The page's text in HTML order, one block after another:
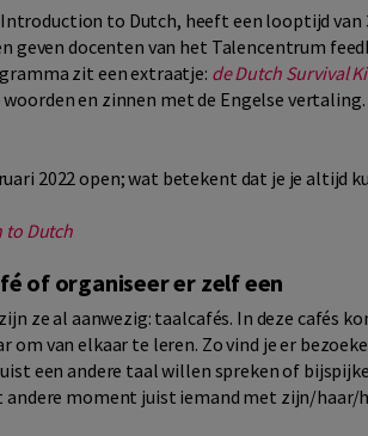
to Dutch, heeft een looptijd van
geven docenten van het Talencentrum
zit een extraatje: de Dutch Survival
en zinnen met de Engelse vertaling.
2022 open; wat betekent dat je je altijd
to Dutch
of organiseer er zelf een
ze al aanwezig: taalcafés. In deze cafés
van elkaar te leren. Zo vind je er
een andere taal willen spreken of
andere moment juist iemand met zijn/